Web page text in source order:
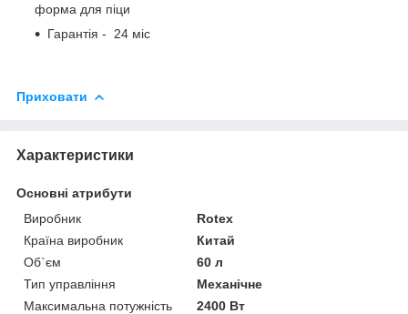
форма для піци
Гарантія - 24 міс
Приховати
Характеристики
Основні атрибути
Виробник
Rotex
Країна виробник
Китай
Об`єм
60 л
Тип управління
Механічне
Максимальна потужність
2400 Вт